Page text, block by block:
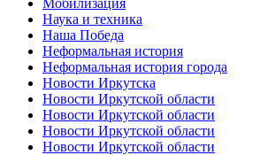
Наука и техника
Наша Победа
Неформальная история
Неформальная история города
Новости Иркутска
Новости Иркутской области
Новости Иркутской области
Новости Иркутской области
Новости Иркутской области